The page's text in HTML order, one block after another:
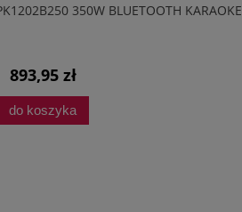
350W BLUETOOTH KARAOKE
893,95 zł
do koszyka